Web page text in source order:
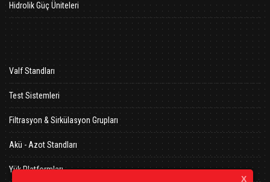
Hidrolik Güç Üniteleri
Valf Standları
Test Sistemleri
Filtrasyon & Sirkülasyon Grupları
Akü - Azot Standları
Yük Platformları
X